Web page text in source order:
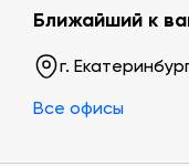
Ближайший к
г.
Все офисы